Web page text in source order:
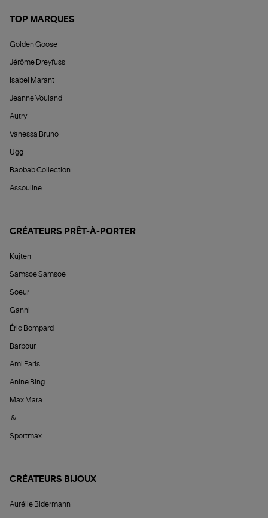
TOP MARQUES
Golden Goose
Jérôme Dreyfuss
Isabel Marant
Jeanne Vouland
Autry
Vanessa Bruno
Ugg
Baobab Collection
Assouline
CRÉATEURS PRÊT-À-PORTER
Kujten
Samsoe Samsoe
Soeur
Ganni
Éric Bompard
Barbour
Ami Paris
Anine Bing
Max Mara
&
Sportmax
CRÉATEURS BIJOUX
Aurélie Bidermann